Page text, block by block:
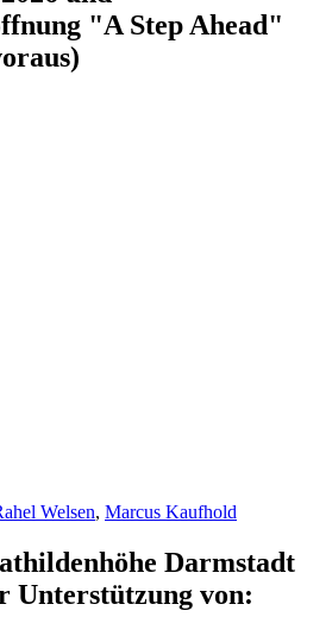
"A Step Ahead"
Welsen, Marcus Kaufhold
Darmstadt
Unterstützung von: